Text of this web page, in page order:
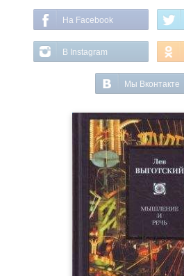
На Facebook
В Instagram
Мы Вконтакте